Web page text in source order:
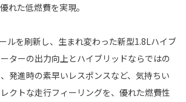
れた低燃費を実現。
ルを刷新し、生まれ変わった新型1.8Lハイブ
ターの出力向上とハイブリッドならではの
発進時の素早いレスポンスなど、気持ちい
クトな走行フィーリングを、優れた燃費性